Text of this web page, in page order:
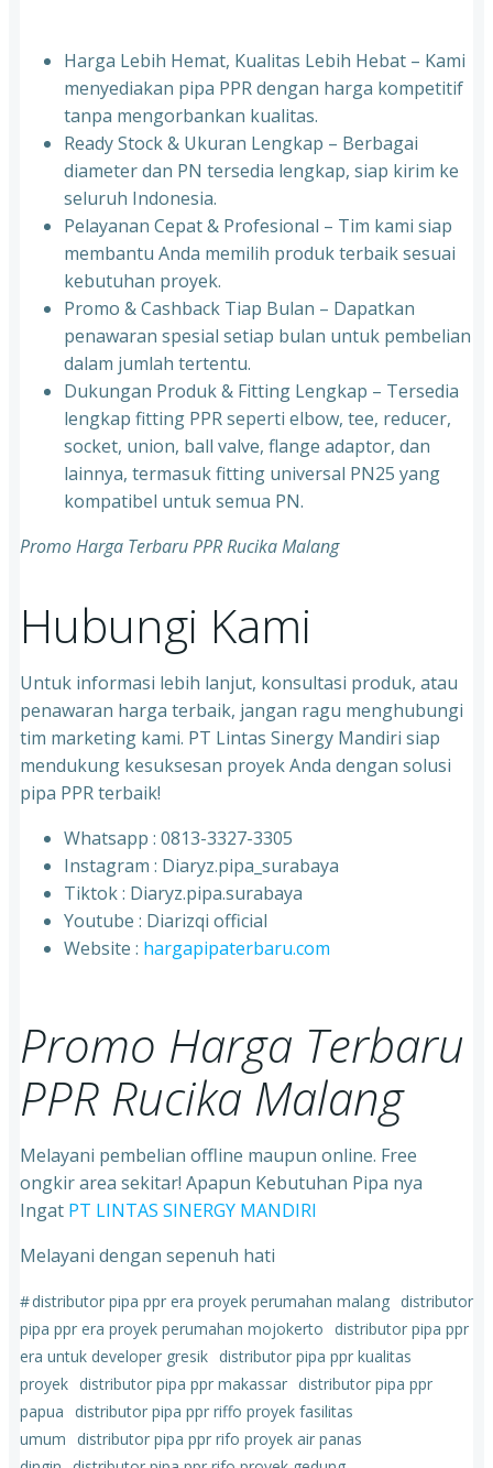
Harga Lebih Hemat, Kualitas Lebih Hebat – Kami
menyediakan pipa PPR dengan harga kompetitif
tanpa mengorbankan kualitas.
⁠Ready Stock & Ukuran Lengkap – Berbagai
diameter dan PN tersedia lengkap, siap kirim ke
seluruh Indonesia.
⁠Pelayanan Cepat & Profesional – Tim kami siap
membantu Anda memilih produk terbaik sesuai
kebutuhan proyek.
⁠Promo & Cashback Tiap Bulan – Dapatkan
penawaran spesial setiap bulan untuk pembelian
dalam jumlah tertentu.
⁠Dukungan Produk & Fitting Lengkap – Tersedia
lengkap fitting PPR seperti elbow, tee, reducer,
socket, union, ball valve, flange adaptor, dan
lainnya, termasuk fitting universal PN25 yang
kompatibel untuk semua PN.
Promo Harga Terbaru PPR Rucika Malang
Hubungi Kami
Untuk informasi lebih lanjut, konsultasi produk, atau
penawaran harga terbaik, jangan ragu menghubungi
tim marketing kami. PT Lintas Sinergy Mandiri siap
mendukung kesuksesan proyek Anda dengan solusi
pipa PPR terbaik!
Whatsapp : 0813-3327-3305
⁠Instagram : Diaryz.pipa_surabaya
⁠Tiktok : Diaryz.pipa.surabaya
⁠Youtube : Diarizqi official
⁠Website : hargapipaterbaru.com
Promo Harga Terbaru
PPR Rucika Malang
Melayani pembelian offline maupun online. Free
ongkir area sekitar! Apapun Kebutuhan Pipa nya
Ingat PT LINTAS SINERGY MANDIRI
Melayani dengan sepenuh hati
#distributor pipa ppr era proyek perumahan malang distributor
pipa ppr era proyek perumahan mojokerto
distributor pipa ppr
era untuk developer gresik distributor pipa ppr kualitas
proyek distributor pipa ppr makassar distributor pipa ppr
papua
distributor pipa ppr riffo proyek fasilitas
umum
distributor pipa ppr rifo proyek air panas